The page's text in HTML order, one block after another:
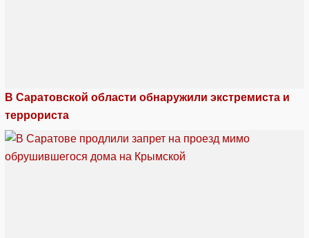
В Саратовской области обнаружили экстремиста и
террориста